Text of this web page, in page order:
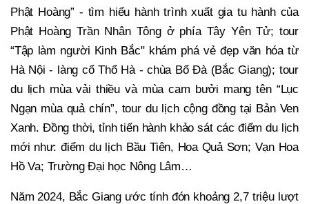
Phật Hoàng” - tìm hiểu hành trình xuất gia tu hành của
Phật Hoàng Trần Nhân Tông ở phía Tây Yên Tử; tour
“Tập làm người Kinh Bắc" khám phá vẻ đẹp văn hóa từ
Hà Nội - làng cổ Thổ Hà - chùa Bổ Đà (Bắc Giang); tour
du lịch mùa vải thiều và mùa cam bưởi mang tên “Lục
Ngạn mùa quả chín”, tour du lịch cộng đồng tại Bản Ven
Xanh. Đồng thời, tỉnh tiến hành khảo sát các điểm du lịch
mới như: điểm du lịch Bầu Tiên, Hoa Quả Sơn; Vạn Hoa
Hồ Va; Trường Đại học Nông Lâm…
Năm 2024, Bắc Giang ước tính đón khoảng 2,7 triệu lượt